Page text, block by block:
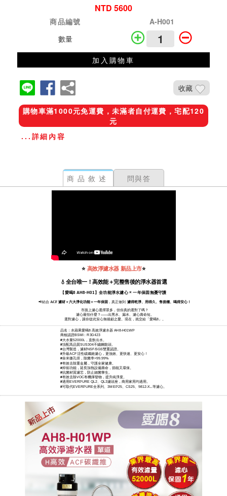
NTD 5600
商品編號
A-H001
數量
加入購物車
收藏
購物車滿1000元免運費，未滿者自付運費，宅配120
元
...詳細內容
商品敘述 問與答